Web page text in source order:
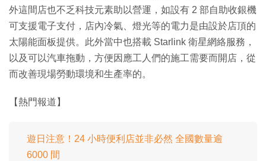
外這間店也不乏科技元素助以營運，如設有 2 部自助收銀機
可支援電子支付，店內冷氣、燈光等的電力是由設於店頂的
太陽能面板提供。此外當中也搭載 Starlink 衛星網絡服務，
以及可以汽車拖動，方便因應工人們的施工需要而開店，從
而改善現場勞動環境和生產率的。
【熱門報道】
遊日注意！24 小時便利店並非必然 全國數量逾
6000 間